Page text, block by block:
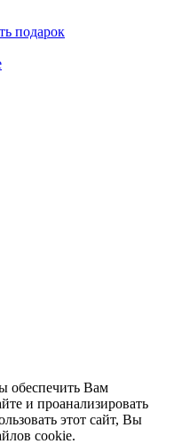
подарок
обеспечить Вам
и проанализировать
этот сайт, Вы
cookie.